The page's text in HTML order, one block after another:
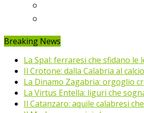
Breaking News
La Spal: ferraresi che sfidano le
Il Crotone: dalla Calabria al
La Dinamo Zagabria: orgoglio
La Virtus Entella: liguri che
Il Catanzaro: aquile calabresi